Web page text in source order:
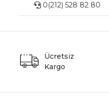
0(212) 528 82 80
Ücretsiz
Kargo